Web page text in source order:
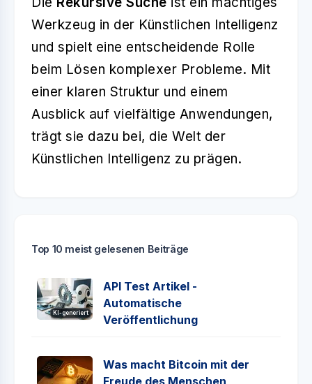
Werkzeug in der Künstlichen Intelligenz
und spielt eine entscheidende Rolle
beim Lösen komplexer Probleme. Mit
einer klaren Struktur und einem
Ausblick auf vielfältige Anwendungen,
trägt sie dazu bei, die Welt der
Künstlichen Intelligenz zu prägen.
Top 10 meist gelesenen Beiträge
KI-generiert
API Test Artikel -
Automatische
Veröffentlichung
Was macht Bitcoin mit der
Freude des Menschen